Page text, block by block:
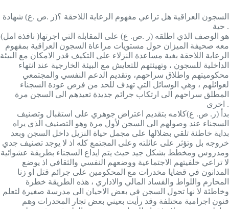
السجون العراقية هل تراعي مفهوم الرعاية اللاحقة ؟(ر .ص .ع) شهادة
حية .
(نافذة امل )هو الوصف الذي اطلقه (ر .ص. ع) على المقابلة التي اجرتها
معه صحيفة الميزان حول مستويات مراعاة السجون العراقية بمفهوم
الرعاية اللاحقة بغية مساعدة النزلاء على التكيف قدر الامكان مع البيئة
الداخلية للسجون ، وتهيئتهم للتعايش مع البيئة الخارجية عند انتهاء
محكوميتهم واطلاق سراحهم، وتقديم الدعم النفسي والمجتمعي
لعوائلهم ، وهي الوسائل التي تهدف للحد من فرص عودة السجناء
المطلق سراحهم الى ارتكاب جرائم جديدة تعيدهم الى السجن مرة
اخرى .
بدأ (ر. ص. ع)كلامه بتقديم اعتراض جوهري على استقبال وتصنيف
السجناء عند وصولهم الى السجن لأول مرة وهو التصنيف الذي يراه
بداية خاطئة تلقي بضلالها على مجمل حياة النزيل داخل السجن وبعد
خروجه بل وتؤثر على عائلته وعلى المجتمع كله اذ لا يوجد تصنيف جدي
ومدروس ومخطط بشكل جيد حيث يتم ايداع السجناء بطريقة عشوائية
لا تراعي خلفيتهم الاجتماعية ووضعهم النفسي والثقافي اذ يوضع
المدانون في قضايا مخدرات مع المحكومين على جرائم قتل او زنا
المحارم واللواط والفساد المالي والاداري ، هذه الطريقة خطرة
وخاطئة لا نها تحول السجن في بعض الاحيان الى مدرسة صغيرة لتعلم
فنون اجرامية مختلفة وقد رأيت بعيني بعض تجار المخدرات وهم